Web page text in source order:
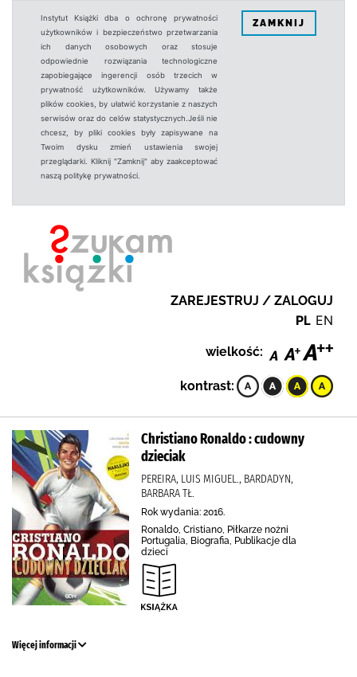
Instytut Książki dba o ochronę prywatności
użytkowników i bezpieczeństwo przetwarzania
ich danych osobowych oraz stosuje
odpowiednie rozwiązania technologiczne
zapobiegające ingerencji osób trzecich w
prywatność użytkowników. Używamy także
plików cookies, by ułatwić korzystanie z naszych
serwisów oraz do celów statystycznych.Jeśli nie
chcesz, by pliki cookies były zapisywane na
Twoim dysku zmień ustawienia swojej
przeglądarki. Kliknij "Zamknij" aby zaakceptować
naszą politykę prywatności.
ZAMKNIJ
ZAREJESTRUJ / ZALOGUJ
PL EN
wielkość:
kontrast:
Christiano Ronaldo : cudowny
dzieciak
PEREIRA, LUIS MIGUEL., BARDADYN,
BARBARA TŁ.
Rok wydania: 2016.
Ronaldo, Cristiano, Piłkarze nożni
Portugalia, Biografia, Publikacje dla
dzieci
Więcej informacji